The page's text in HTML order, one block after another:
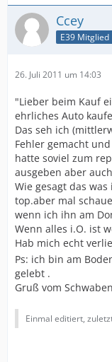
Ccey
E39 Mitglied
26. Juli 2011 um 14:03
"Lieber beim Kauf
ehrliches Auto
Das seh ich
Fehler gemacht
hatte soviel zum
ausgeben aber
Wie gesagt das
top.aber mal
wenn ich ihn am
Wenn alles i.O. ist
Hab mich echt
Ps: ich bin am
gelebt .
Gruß vom
Einmal editiert,